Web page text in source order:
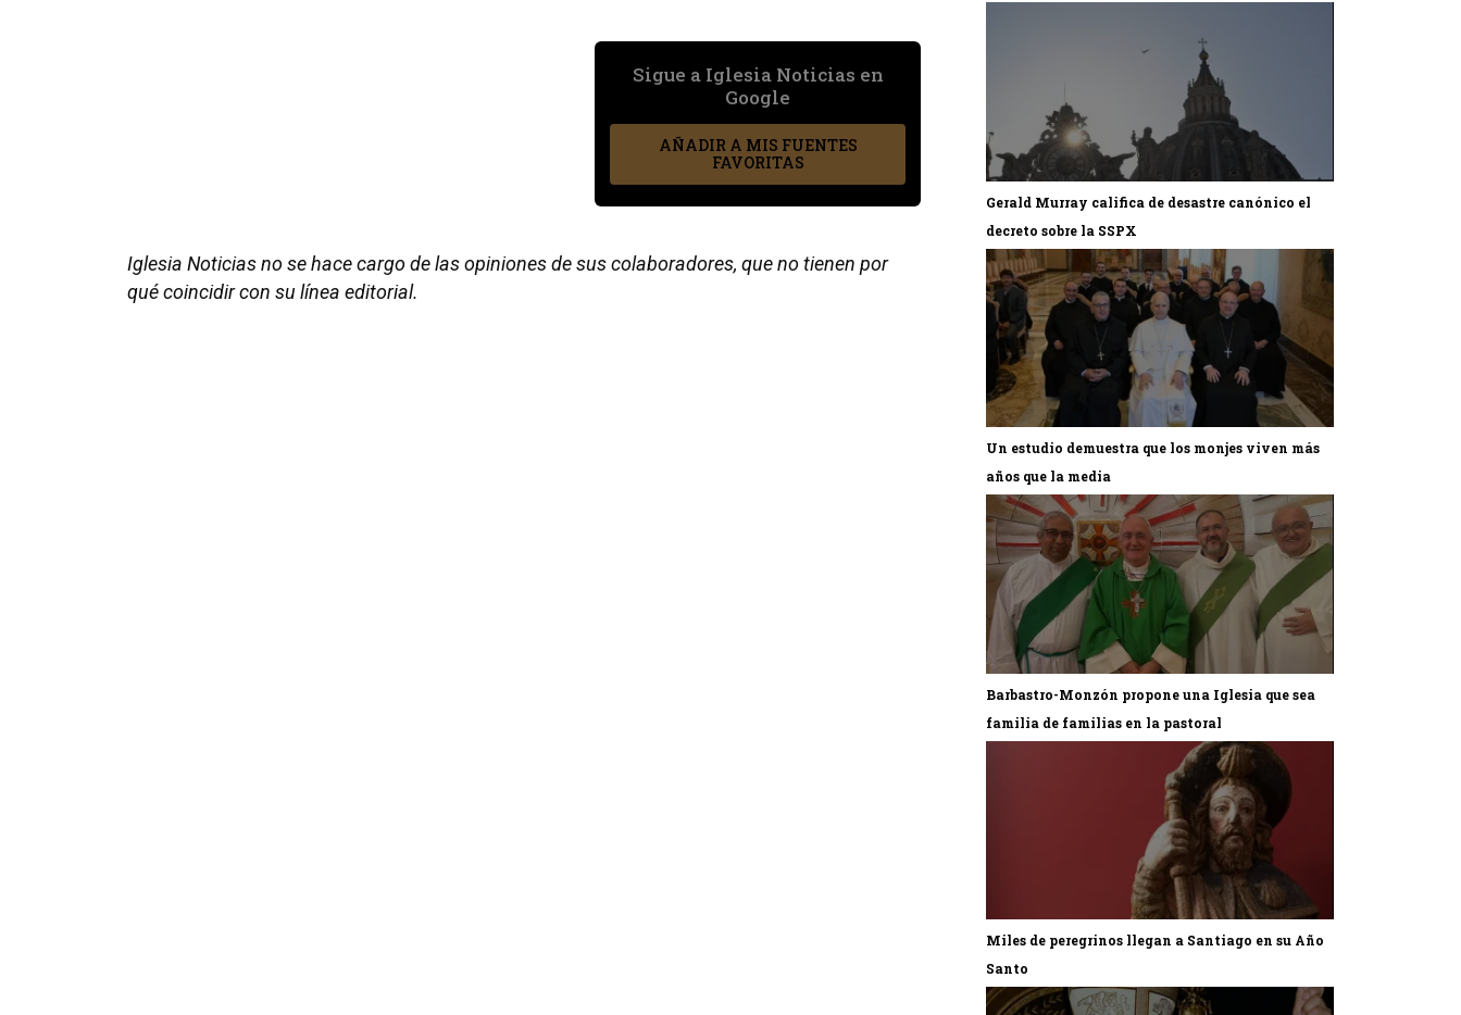
Sigue a Iglesia Noticias en
Google
AÑADIR A MIS FUENTES
FAVORITAS
Iglesia Noticias no se hace cargo de las opiniones de sus colaboradores, que no tienen por
qué coincidir con su línea editorial.
Gerald Murray califica de desastre canónico el
decreto sobre la SSPX
Un estudio demuestra que los monjes viven más
años que la media
Barbastro-Monzón propone una Iglesia que sea
familia de familias en la pastoral
Miles de peregrinos llegan a Santiago en su Año
Santo